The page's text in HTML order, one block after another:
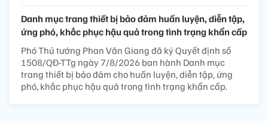
Danh mục trang thiết bị bảo đảm huấn luyện, diễn tập,
ứng phó, khắc phục hậu quả trong tình trạng khẩn cấp
Phó Thủ tướng Phan Văn Giang đã ký Quyết định số
1508/QĐ-TTg ngày 7/8/2026 ban hành Danh mục
trang thiết bị bảo đảm cho huấn luyện, diễn tập, ứng
phó, khắc phục hậu quả trong tình trạng khẩn cấp.